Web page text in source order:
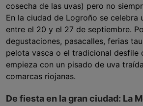
cosecha de las uvas) pero no
En la ciudad de Logroño se celebra
entre el 20 y el 27 de septiembre.
degustaciones, pasacalles, ferias
pelota vasca o el tradicional desfile
empieza con un pisado de uva
comarcas riojanas.
De fiesta en la gran ciudad: La